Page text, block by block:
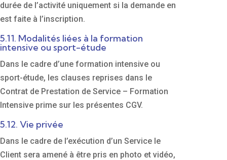
durée de l’activité uniquement si la demande en
est faite à l’inscription.
5.11. Modalités liées à la formation
intensive ou sport-étude
Dans le cadre d’une formation intensive ou
sport-étude, les clauses reprises dans le
Contrat de Prestation de Service – Formation
Intensive prime sur les présentes CGV.
5.12. Vie privée
Dans le cadre de l’exécution d’un Service le
Client sera amené à être pris en photo et vidéo,